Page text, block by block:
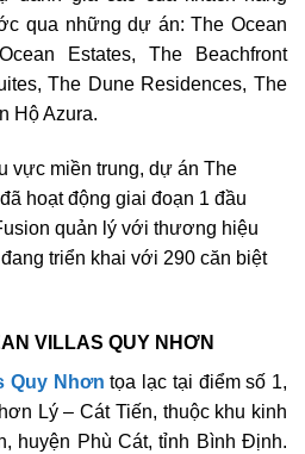
qua những dự án: The Ocean
Estates, The Beachfront
The Dune Residences, The
Hộ Azura.
vực miền trung, dự án The
hoạt động giai đoạn 1 đầu
quản lý với thương hiệu
triển khai với 290 căn biệt
VILLAS QUY NHƠN
Quy Nhơn tọa lạc tại điểm số 1,
Lý – Cát Tiến, thuộc khu kinh
huyện Phù Cát, tỉnh Bình Định.